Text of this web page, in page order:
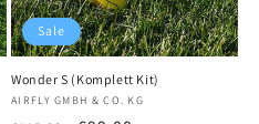
Sale
Wonder S (Komplett Kit)
Anbieter:
AIRFLY GMBH & CO. KG